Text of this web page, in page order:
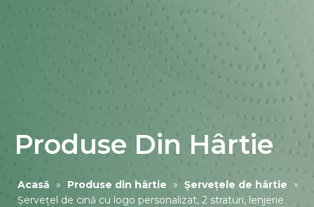
한국어
Filipino
svenska
Produse Din Hârtie
Acasă » Produse din hârtie » Șervețele de hârtie »
Șervețel de cină cu logo personalizat, 2 straturi, lenjerie